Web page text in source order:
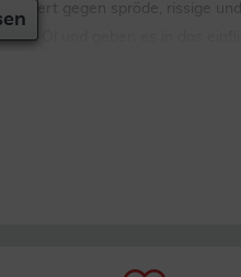
gegen spröde, rissige
mit Öl und geben es in das